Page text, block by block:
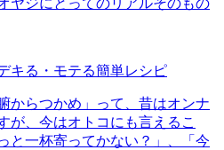
ヤジにとってのリアルそのもの
キる・モテる簡単レシピ
からつかめ」って、昔はオンナ
が、今はオトコにも言えるこ
と一杯寄ってかない？」、「今